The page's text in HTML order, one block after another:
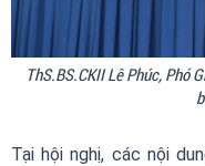
ThS.BS.CKII Lê Phúc, Phó
Tại hội nghị, các nội